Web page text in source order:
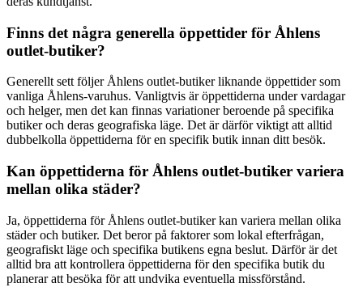
Finns det några generella öppettider för Åhlens
outlet-butiker?
Generellt sett följer Åhlens outlet-butiker liknande öppettider som
vanliga Åhlens-varuhus. Vanligtvis är öppettiderna under vardagar
och helger, men det kan finnas variationer beroende på specifika
butiker och deras geografiska läge. Det är därför viktigt att alltid
dubbelkolla öppettiderna för en specifik butik innan ditt besök.
Kan öppettiderna för Åhlens outlet-butiker variera
mellan olika städer?
Ja, öppettiderna för Åhlens outlet-butiker kan variera mellan olika
städer och butiker. Det beror på faktorer som lokal efterfrågan,
geografiskt läge och specifika butikens egna beslut. Därför är det
alltid bra att kontrollera öppettiderna för den specifika butik du
planerar att besöka för att undvika eventuella missförstånd.